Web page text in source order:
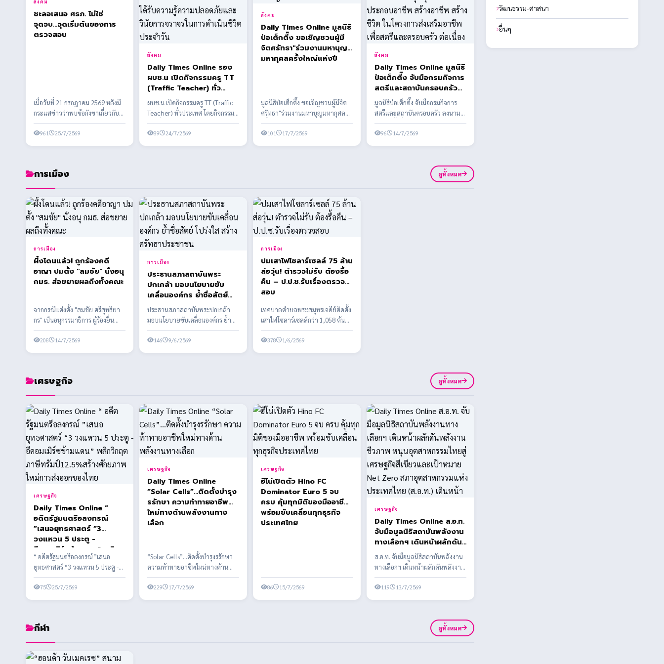
ชะลอเสนอ ศธภ. ไม่ใช่
จุดจบ...จุดเริ่มต้นของการ
ตรวจสอบ
เมื่อวันที่ 21 กรกฎาคม 2569 หลังมี
กระแสข่าวว่าพบข้อกังขาเกี่ยวกับ
คุณสมบัติของผู้ได้รับการเสนอชื่อ
บาง...
961 25/7/2569
สังคม
Daily Times Online รอง
ผบช.น เปิดกิจกรรมครู TT
(Traffic Teacher) ทั่ว
ประเทศ โดยกิจกรรมจัดเพื่อ
ส่งเสริมให้เด็กและเยาวชน
ได้รับความรู้ความปลอดภัย
และวินัยการจราจรในการ
ผบช.น เปิดกิจกรรมครู TT (Traffic
Teacher) ทั่วประเทศ โดยกิจกรรม
จัดเพื่อส่งเสริมให้เด็กและเยาวชนได้
รั...89 24/7/2569
สังคม
Daily Times Online มูลนิธิ
ป่อเต็กตึ๊ง ขอเชิญชวนผู้มี
จิตศรัทธา"ร่วมงานมหาบุญ
มหากุศลครั้งใหญ่แห่งปี
มูลนิธิป่อเต็กตึ๊ง ขอเชิญชวนผู้มีจิต
ศรัทธา"ร่วมงานมหาบุญมหากุศล
ครั้งใหญ่แห่งปี เนื่องในงานประเพณี
ทิ้...101 17/7/2569
สังคม
Daily Times Online มูลนิธิ
ป่อเต็กตึ๊ง จับมือกรมกิจการ
สตรีและสถาบันครอบครัว
ลงนาม MOU ครั้งที่ 2
สนับสนุนอุปกรณ์การ
ประกอบอาชีพ สร้างอาชีพ
สร้างชีวิต ในโครงการส่ง
มูลนิธิป่อเต็กตึ๊ง จับมือกรมกิจการ
สตรีและสถาบันครอบครัว ลงนาม
MOU ครั้งที่ 2 สนับสนุนอุปกรณ์การ
ประกอ...
96 14/7/2569
การเมือง ดูทั้งหมด
การเมือง
ผึ้งโดนแล้ว! ถูกร้องคดี
อาญา ปมตั้ง "สมชัย" นั่งอนุ
กมธ. ส่อขยายผลถึงทั้งคณะ
จากกรณีแต่งตั้ง "สมชัย ศรีสุทธิยา
กร" เป็นอนุกรรมาธิการ ผู้ร้องยื่น
เอาผิด สส.พรรคประชาชน พร้อมเต
รียมข...
208 14/7/2569
การเมือง
ประธานสภาสถาบันพระ
ปกเกล้า มอบนโยบายขับ
เคลื่อนองค์กร ย้ำซื่อสัตย์
โปร่งใส สร้างศรัทธา
ประชาชน
ประธานสภาสถาบันพระปกเกล้า
มอบนโยบายขับเคลื่อนองค์กร ย้ำ
ซื่อสัตย์ โปร่งใส สร้างศรัทธา
ประชาชน
146 9/6/2569
การเมือง
ปมเสาไฟโซลาร์เซลล์ 75 ล้าน
ส่อวุ่น! ตำรวจไม่รับ ต้องรื้อ
คืน – ป.ป.ช.รับเรื่องตรวจ
สอบ
เทศบาลตำบลพระสมุทรเจดีย์ติดตั้ง
เสาไฟโซลาร์เซลล์กว่า 1,058 ต้น
งบประมาณกว่า 75 ล้านบาท พบข้อ
สงสัยหลาย...
378 1/6/2569
เศรษฐกิจ ดูทั้งหมด
เศรษฐกิจ
Daily Times Online “
อดีตรัฐมนตรีอลงกรณ์
”เสนอยุทธศาสตร์ “3
วงแหวน 5 ประตู -
อีคอมเมิร์ซข้ามแดน” พลิก
วิกฤตภาษีทรัมป์12.5%สร้าง
ศักยภาพใหม่การส่งออกของ
ไทย
“ อดีตรัฐมนตรีอลงกรณ์ ”เสนอ
ยุทธศาสตร์ “3 วงแหวน 5 ประตู -
อีคอมเมิร์ซข้ามแดน” พลิกวิกฤต
ภาษีทรัมป์12...
75 25/7/2569
เศรษฐกิจ
Daily Times Online
“Solar Cells”…ติดตั้งบำรุง
รรักษา ความท้าทายอาชีพ
ใหม่ทางด้านพลังงานทาง
เลือก
“Solar Cells”…ติดตั้งบำรุงรรักษา
ความท้าทายอาชีพใหม่ทางด้าน
พลังงานทางเลือก พลังงานสะอาด
ในประเทศไทย
229 17/7/2569
เศรษฐกิจ
ฮีโน่เปิดตัว Hino FC
Dominator Euro 5 จบ
ครบ คุ้มทุกมิติของมืออาชีพ
พร้อมขับเคลื่อนทุกธุรกิจ
ประเทศไทย
86 15/7/2569
เศรษฐกิจ
Daily Times Online ส.อ.ท.
จับมือมูลนิธิสถาบันพลังงาน
ทางเลือกฯ เดินหน้าผลักดัน
พลังงานชีวภาพ หนุน
อุตสาหกรรมไทยสู่เศรษฐกิจ
สีเขียวและเป้าหมาย Net
Zero สภาอุตสาหกรรมแห่ง
ส.อ.ท. จับมือมูลนิธิสถาบันพลังงาน
ทางเลือกฯ เดินหน้าผลักดันพลังงาน
ชีวภาพ หนุนอุตสาหกรรมไทยสู่
เศรษฐ...
119 13/7/2569
กีฬา ดูทั้งหมด
วัฒนธรรม-ศาสนา
อื่นๆ